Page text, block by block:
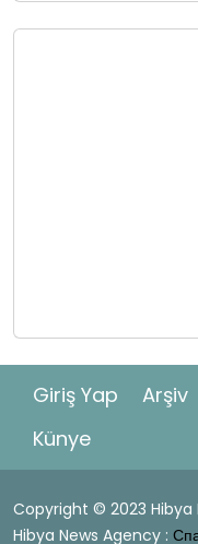
Giriş Yap
Arşiv
Künye
Copyright © 2023 Hibya
Hibya News Agency :